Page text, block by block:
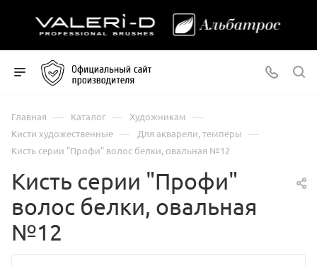
Главная — Каталог — Художникам —
Кисти художественные — Для акварели, темперы —
Кисть серии "Профи" волос белки, овальная №12
Кисть серии "Профи"
волос белки, овальная
№12